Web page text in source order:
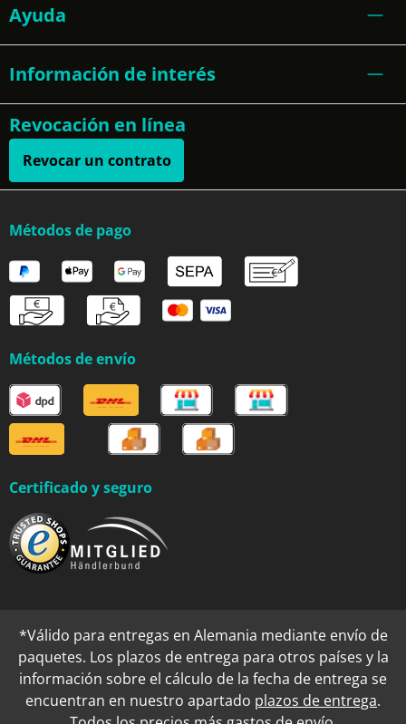
Ayuda
Información de interés
Revocación en línea
Revocar un contrato
Métodos de pago
Métodos de envío
Certificado y seguro
*Válido para entregas en Alemania mediante envío de
paquetes. Los plazos de entrega para otros países y la
información sobre el cálculo de la fecha de entrega se
encuentran en nuestro apartado plazos de entrega.